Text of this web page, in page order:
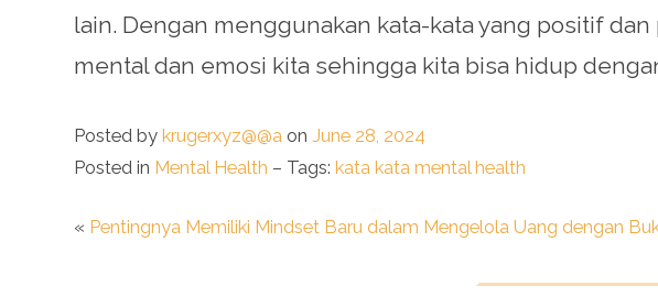
lain. Dengan menggunakan kata-kata yang positif
mental dan emosi kita sehingga kita bisa hidup
Posted bykrugerxyz@@a onJune 28, 2024
Posted in Mental Health – Tags:kata kata mental health
« Pentingnya Memiliki Mindset Baru dalam Mengelola Uang dengan